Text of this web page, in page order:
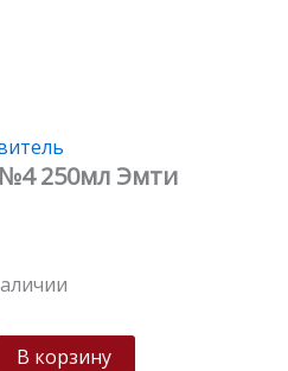
250мл Эмти
В корзину